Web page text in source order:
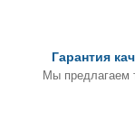
Гарантия
Мы предлагаем